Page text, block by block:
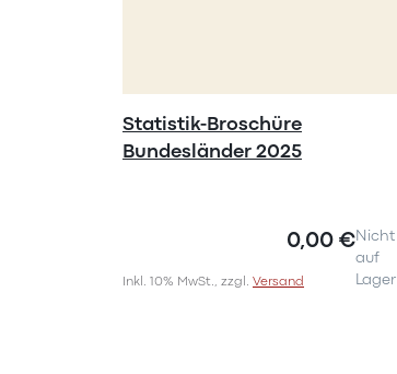
Statistik-Broschüre
Bundesländer 2025
0,00 €
Inkl. 10% MwSt., zzgl. Versand
Nicht
auf
Lager